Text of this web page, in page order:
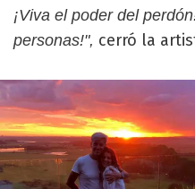
¡Viva el poder del
personas!", cerró la